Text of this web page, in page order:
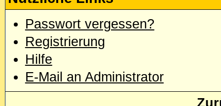
Passwort vergessen?
Registrierung
Hilfe
E-Mail an Administrator